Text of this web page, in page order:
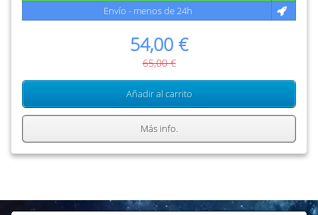
Envío - menos de 24h
54,00 €
65,00 €
Añadir al carrito
Más info.